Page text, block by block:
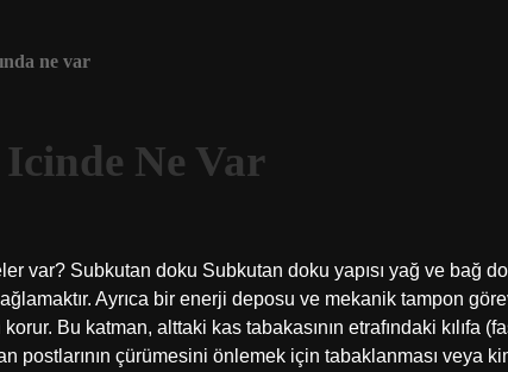
ne var
Ne Var
var? Subkutan doku Subkutan doku yapısı yağ ve bağ
Ayrıca bir enerji deposu ve mekanik tampon
Bu katman, alttaki kas tabakasının etrafındaki kılıfa
postlarının çürümesini önlemek için tabaklanması veya